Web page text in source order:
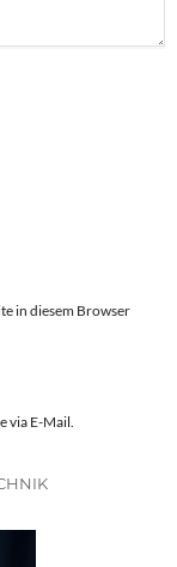
in diesem Browser
via E-Mail.